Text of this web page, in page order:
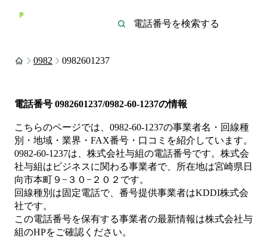
0982 0982601237
電話番号 0982601237/0982-60-1237の情報
こちらのページでは、 0982-60-1237の事業者名・回線種
別・地域・業界・FAX番号・口コミを紹介しています。
0982-60-1237は、 株式会社与組の電話番号です。 株式会
社与組は ビジネスに関わる事業者で、所在地は宮崎県日
向市本町９−３０−２０２ です。
回線種別は固定電話で、番号提供事業者はKDDI株式会
社です。
この電話番号を保有する事業者の最新情報は株式会社与
組のHPをご確認ください。